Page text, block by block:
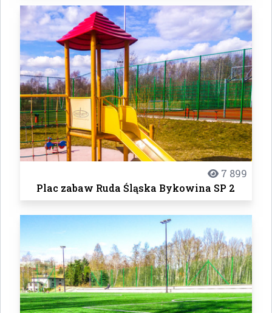
7 899
Plac zabaw Ruda Śląska Bykowina SP 2